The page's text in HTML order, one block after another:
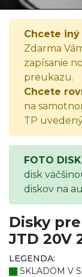
ALFA
20V, 2004
Chcete iný
Zdarma
zapísanie
preukazu.
Chcete
na
TP
FOTO
disk
diskov na
Disky pre
JTD 20V
LEGENDA:
SKLADOM V